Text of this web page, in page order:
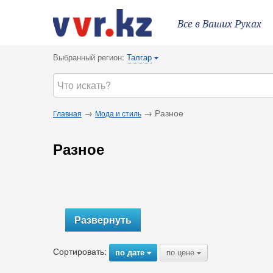
Все в Ваших Руках
Выбранный регион: Талгар {
Главная → Мода и стиль → Разное
Разное
Развернуть
Сортировать: по дате{ по цене {